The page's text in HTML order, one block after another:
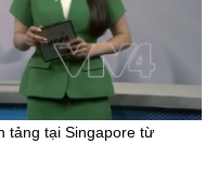
tảng tại Singapore từ